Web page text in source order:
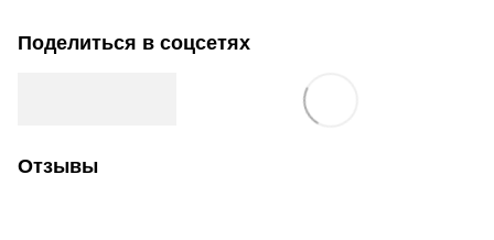
Поделиться в соцсетях
Отзывы